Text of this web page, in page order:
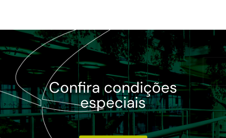
Confira condições
especiais